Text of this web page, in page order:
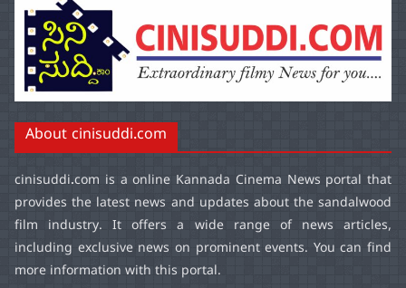
About cinisuddi.com
cinisuddi.com is a online Kannada Cinema News portal that
provides the latest news and updates about the sandalwood
film industry. It offers a wide range of news articles,
including exclusive news on prominent events. You can find
more information with this portal.